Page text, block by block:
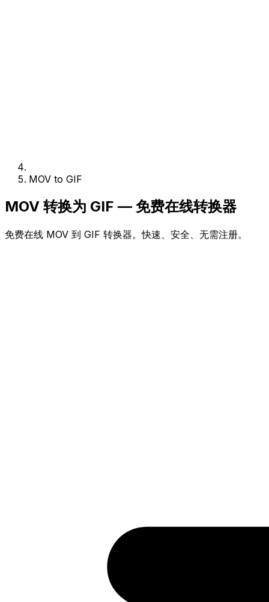
MOV to GIF
MOV 转换为 GIF — 免费在线转换器
免费在线 MOV 到 GIF 转换器。快速、安全、无需注册。